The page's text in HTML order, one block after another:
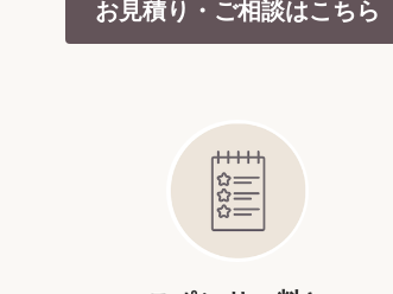
お見積り・ご相談はこちら